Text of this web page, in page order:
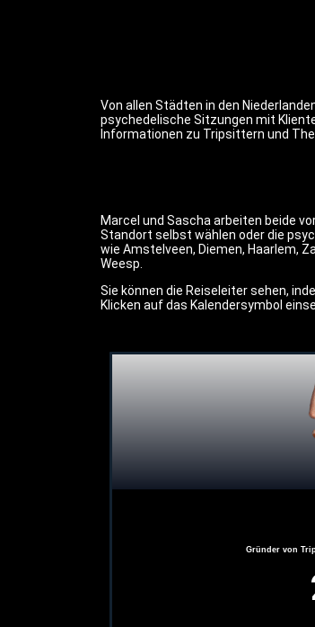
Von allen Städten in den
psychedelische Sitzungen mit
Informationen zu Tripsittern und
Marcel und Sascha arbeiten beide
Standort selbst wählen oder die
wie Amstelveen, Diemen, Haarlem,
Weesp.
Sie können die Reiseleiter sehen,
Klicken auf das Kalendersymbol
Gründer von